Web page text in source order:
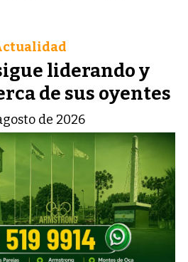
liderando y
de sus oyentes
de 2026